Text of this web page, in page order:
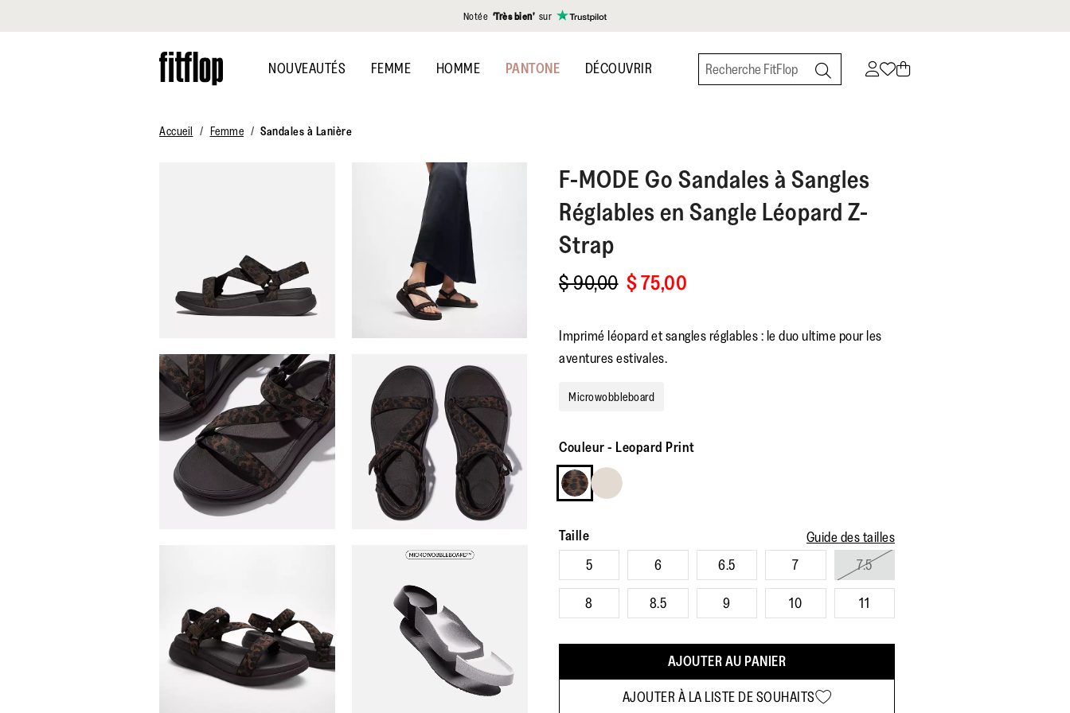
Notée ‘Très bien’ sur
to
main
NOUVEAUTÉS FEMME HOMME PANTONE DÉCOUVRIR
Accueil Femme Sandales à Lanière
F-MODE Go Sandales à Sangles
Réglables en Sangle Léopard Z-
Strap
$ 90,00 $ 75,00
Imprimé léopard et sangles réglables : le duo ultime pour les
aventures estivales.
Microwobbleboard
Couleur- Leopard Print
Taille
Guide des tailles
5
6 6.5 7 7.5
8 8.5 9 10 11
AJOUTER AU PANIER
AJOUTER À LA LISTE DE SOUHAITS